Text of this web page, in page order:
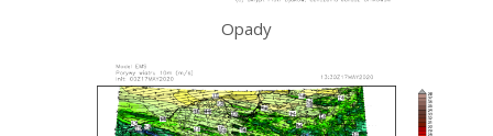
Opady